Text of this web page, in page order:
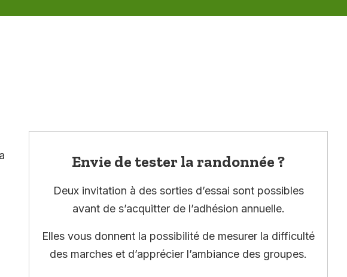
Envie de tester la randonnée ?
Deux invitation à des sorties d’essai sont possibles
avant de s’acquitter de l’adhésion annuelle.
Elles vous donnent la possibilité de mesurer la difficulté
des marches et d’apprécier l’ambiance des groupes.